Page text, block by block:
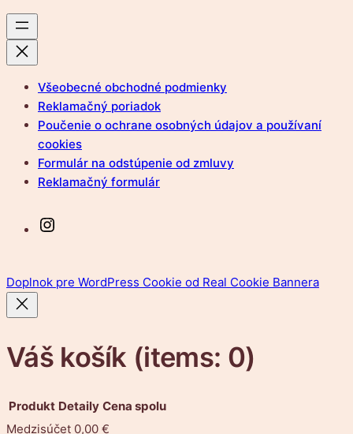
Všeobecné obchodné podmienky
Reklamačný poriadok
Poučenie o ochrane osobných údajov a používaní
cookies
Formulár na odstúpenie od zmluvy
Reklamačný formulár
Doplnok pre WordPress Cookie od Real Cookie Bannera
Váš košík (items: 0)
Produkt Detaily Cena spolu
Medzisúčet 0,00 €